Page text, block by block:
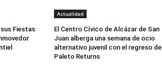
Fiestas
Actualidad
El Centro Cívico de Alcázar de San
Juan alberga una semana de ocio
alternativo juvenil con el regreso de
Paleto Returns